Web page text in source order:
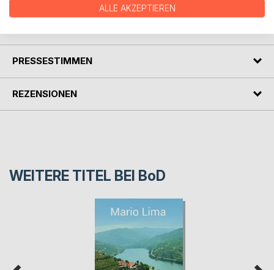
PRESSESTIMMEN
REZENSIONEN
WEITERE TITEL BEI BoD
ALLE AKZEPTIEREN